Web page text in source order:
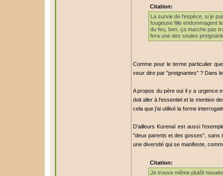
Citation:
La survie de l'espèce, si je
fougeuse fille endommagent
du feu, ben, ça marche pas
fera une des seules
Comme pour le terme particulier
veux dire par "preignantes" ? Dans
A propos du père oui il y a urgence
doit aller à l'essentiel et la mention
cela que j'ai utilisé la forme
D'ailleurs Kurenaï est aussi
"deux parents et des gosses", sans
une diversité qui se manifeste,
Citation:
Je trouve même plutôt